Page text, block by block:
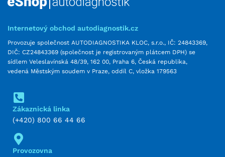
Internetový obchod autodiagnostik.cz
Provozuje společnost AUTODIAGNOSTIKA KLOC, s.r.o., IČ: 24843369,
DIČ: CZ24843369 (společnost je registrovaným plátcem DPH) se
sídlem Veleslavínská 48/39, 162 00, Praha 6, Česká republika,
vedená Městským soudem v Praze, oddíl C, vložka 179563
Zákaznická linka
(+420) 800 66 44 66
Provozovna